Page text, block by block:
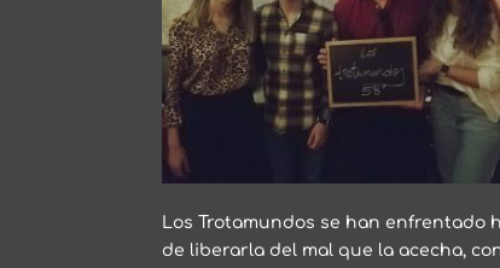
Los Trotamundos se han enfrentado
de liberarla del mal que la acecha,